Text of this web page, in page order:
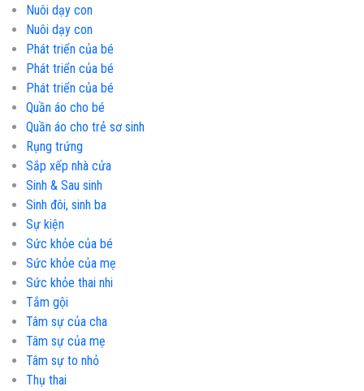
Nuôi dạy con
Nuôi dạy con
Phát triển của bé
Phát triển của bé
Phát triển của bé
Quần áo cho bé
Quần áo cho trẻ sơ sinh
Rụng trứng
Sắp xếp nhà cửa
Sinh & Sau sinh
Sinh đôi, sinh ba
Sự kiện
Sức khỏe của bé
Sức khỏe của mẹ
Sức khỏe thai nhi
Tắm gội
Tâm sự của cha
Tâm sự của mẹ
Tâm sự to nhỏ
Thụ thai